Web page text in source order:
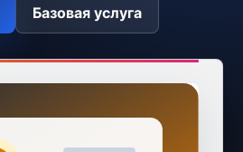
Базовая услуга